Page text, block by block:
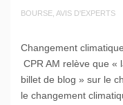
BOURSE, AVIS D'EXPERTS
Changement
CPR AM relève que «
billet de blog » sur le
le changement